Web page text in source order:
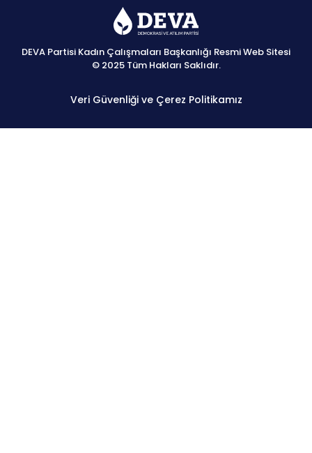
DEVA Partisi Kadın Çalışmaları Başkanlığı Resmi Web Sitesi
© 2025 Tüm Hakları Saklıdır.
Veri Güvenliği ve Çerez Politikamız